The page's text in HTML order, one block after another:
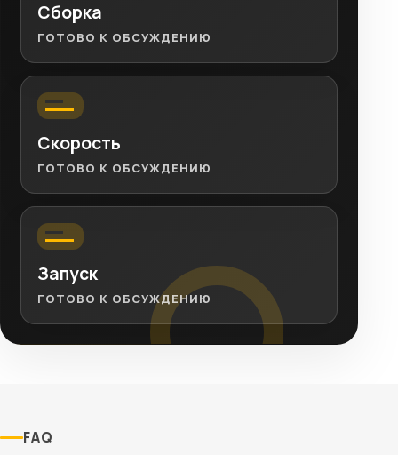
Сборка
ГОТОВО К ОБСУЖДЕНИЮ
Скорость
ГОТОВО К ОБСУЖДЕНИЮ
Запуск
ГОТОВО К ОБСУЖДЕНИЮ
FAQ